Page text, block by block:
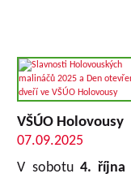
VŠÚO Holovousy
07.09.2025
V sobotu 4. října